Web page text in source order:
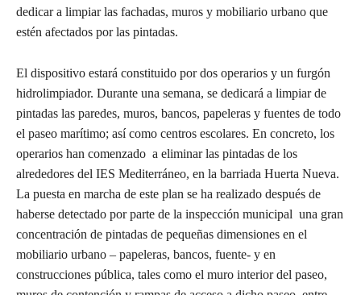
dedicar a limpiar las fachadas, muros y mobiliario urbano que
estén afectados por las pintadas.
El dispositivo estará constituido por dos operarios y un furgón
hidrolimpiador. Durante una semana, se dedicará a limpiar de
pintadas las paredes, muros, bancos, papeleras y fuentes de todo
el paseo marítimo; así como centros escolares. En concreto, los
operarios han comenzado a eliminar las pintadas de los
alrededores del IES Mediterráneo, en la barriada Huerta Nueva.
La puesta en marcha de este plan se ha realizado después de
haberse detectado por parte de la inspección municipal una gran
concentración de pintadas de pequeñas dimensiones en el
mobiliario urbano – papeleras, bancos, fuente- y en
construcciones pública, tales como el muro interior del paseo,